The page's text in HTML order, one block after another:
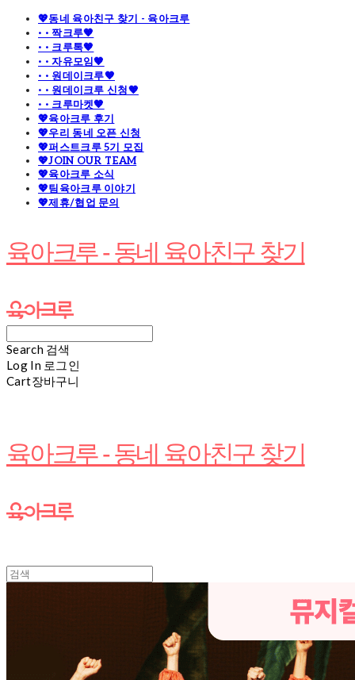
💖동네 육아친구 찾기 - 육아크루
· · 짝크루🧡
· · 크루톡🧡
· · 자유모임🧡
· · 원데이크루🧡
· · 원데이크루 신청🧡
· · 크루마켓🧡
💖육아크루 후기
💖우리 동네 오픈 신청
💖퍼스트크루 5기 모집
💖JOIN OUR TEAM
💖육아크루 소식
💖팀육아크루 이야기
💖제휴/협업 문의
육아크루 - 동네 육아친구 찾기
Search 검색
Log In 로그인
Cart장바구니
육아크루 - 동네 육아친구 찾기